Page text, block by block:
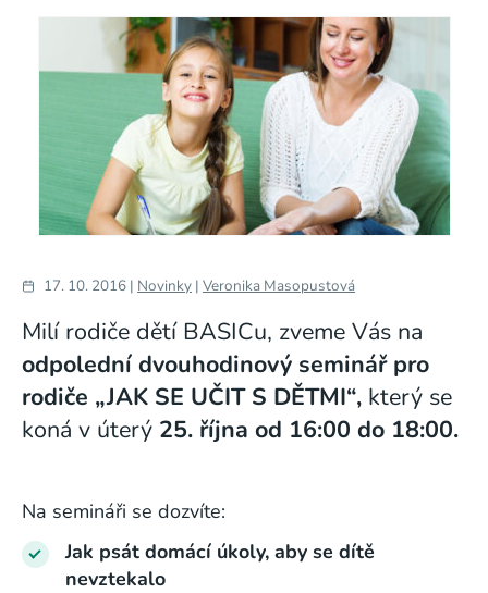
17. 10. 2016 | Novinky | Veronika Masopustová
Milí rodiče dětí BASICu, zveme Vás na
odpolední dvouhodinový seminář pro
rodiče „JAK SE UČIT S DĚTMI“, který se
koná v úterý 25. října od 16:00 do 18:00.
Na semináři se dozvíte:
Jak psát domácí úkoly, aby se dítě
nevztekalo